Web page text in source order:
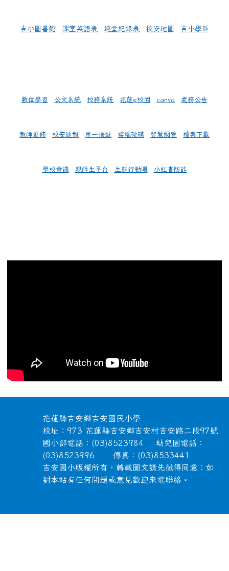
吉小圖書館 課室英語表 巡堂紀錄表 校安地圖 吉小學區
數位學習 公文系統 校務系統 花蓮e校園 canva 處務公告
教師進修 校安通報 單一帳號 雲端硬碟 智慧網管 檔案下載
學校會議 親師生平台 生態行動團 小紅書防詐
頁尾區域內容
花蓮縣吉安鄉吉安國民小學
校址：973 花蓮縣吉安鄉吉安村吉安路二段97號
國小部電話：(03)8523984 幼兒園電話：
(03)8523996 傳真：(03)8533441
吉安國小版權所有，轉載圖文請先徵得同意；如
對本站有任何問題或意見歡迎來電聯絡。